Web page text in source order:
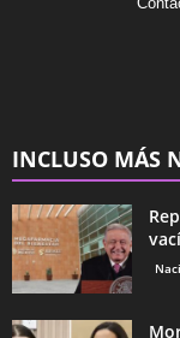
INCLUSO MÁS